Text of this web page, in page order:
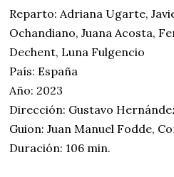
Reparto: Adriana Ugarte,
Ochandiano, Juana Acosta,
Dechent, Luna Fulgencio
País: España
Año: 2023
Dirección: Gustavo
Guion: Juan Manuel Fodde,
Duración: 106 min.